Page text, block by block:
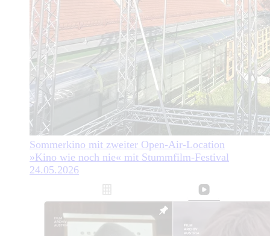
Sommerkino mit zweiter Open-Air-Location
»Kino wie noch nie« mit Stummfilm-Festival
24.05.2026